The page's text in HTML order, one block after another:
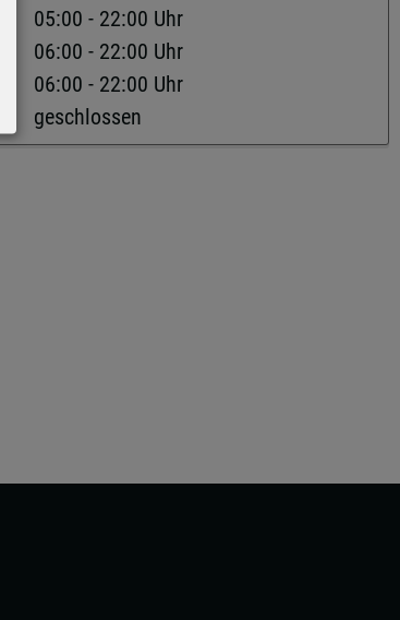
05:00 - 22:00 Uhr
06:00 - 22:00 Uhr
06:00 - 22:00 Uhr
geschlossen